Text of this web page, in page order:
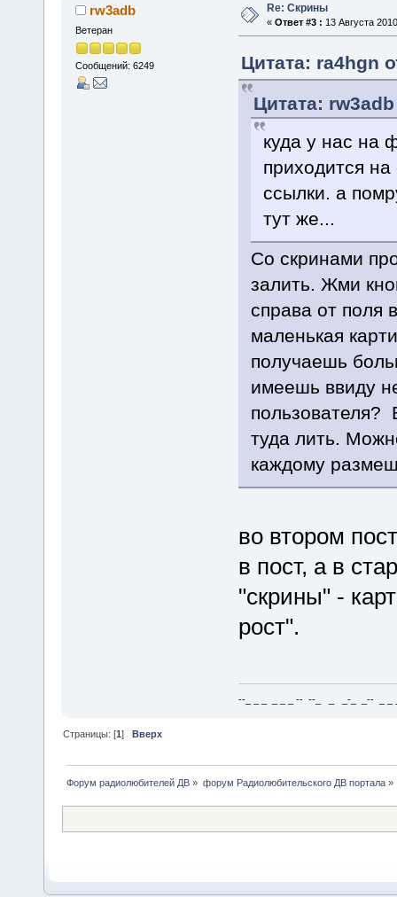
rw3adb
Ветеран
Сообщений: 6249
Re: Скрины
« Ответ #3 : 13 Августа
Цитата: ra4hgn
Цитата:
куда у нас на
приходится
ссылки. а
тут же...
Со скринами
залить. Жми
справа от поля
маленькая
получаешь
имеешь ввиду
пользователя?
туда лить.
каждому
во втором
в пост, а в
"скрины" -
рост".
--_ _ _ _ _ _ -- --_ _ _-_ _-- _ _
Страницы: [1]Вверх
Форум радиолюбителей ДВ » форум Радиолюбительского ДВ портала»